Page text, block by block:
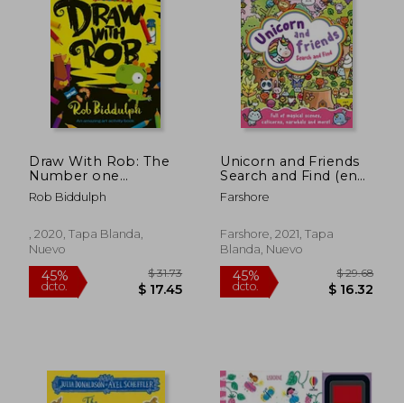
45% 45%
Draw With Rob: The
Number one
Bestselling art Activity
Book From Internet
Biddulph (en Inglés)
Rob Biddulph
, 2020, Tapa Blanda,
Nuevo
Unicorn and Friends
Search and Find (en
Inglés)
Farshore
Farshore, 2021, Tapa
Blanda, Nuevo